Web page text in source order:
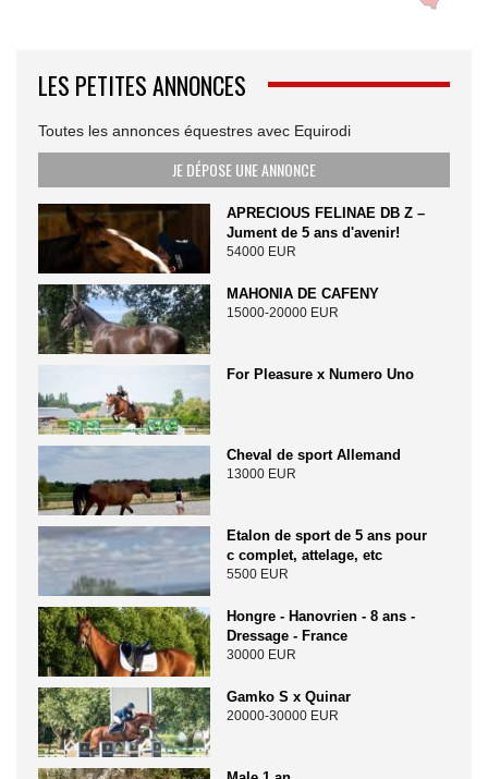
LES PETITES ANNONCES
Toutes les annonces équestres avec Equirodi
JE DÉPOSE UNE ANNONCE
APRECIOUS FELINAE DB Z –
Jument de 5 ans d'avenir!
54000 EUR
MAHONIA DE CAFENY
15000-20000 EUR
For Pleasure x Numero Uno
Cheval de sport Allemand
13000 EUR
Etalon de sport de 5 ans pour
c complet, attelage, etc
5500 EUR
Hongre - Hanovrien - 8 ans -
Dressage - France
30000 EUR
Gamko S x Quinar
20000-30000 EUR